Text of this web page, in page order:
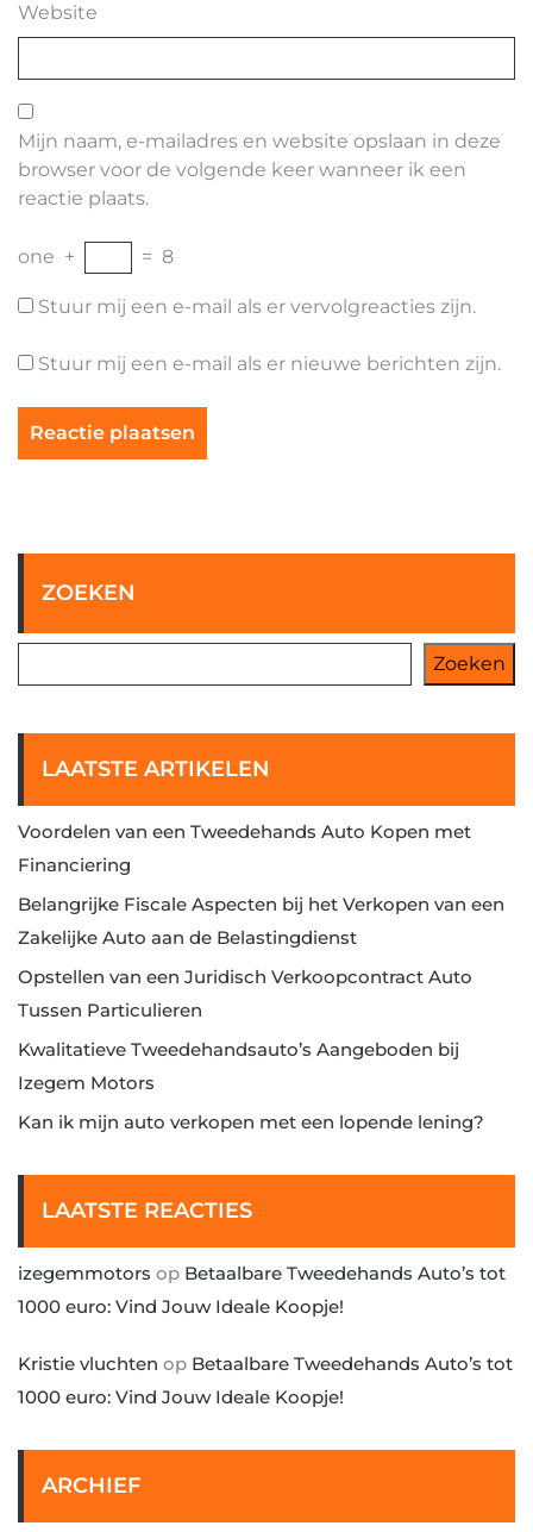
Website
Mijn naam, e-mailadres en website opslaan in deze
browser voor de volgende keer wanneer ik een
reactie plaats.
one + = 8
Stuur mij een e-mail als er vervolgreacties zijn.
Stuur mij een e-mail als er nieuwe berichten zijn.
ZOEKEN
Zoeken
LAATSTE ARTIKELEN
Voordelen van een Tweedehands Auto Kopen met
Financiering
Belangrijke Fiscale Aspecten bij het Verkopen van een
Zakelijke Auto aan de Belastingdienst
Opstellen van een Juridisch Verkoopcontract Auto
Tussen Particulieren
Kwalitatieve Tweedehandsauto’s Aangeboden bij
Izegem Motors
Kan ik mijn auto verkopen met een lopende lening?
LAATSTE REACTIES
izegemmotors op Betaalbare Tweedehands Auto’s tot
1000 euro: Vind Jouw Ideale Koopje!
Kristie vluchten op Betaalbare Tweedehands Auto’s tot
1000 euro: Vind Jouw Ideale Koopje!
ARCHIEF